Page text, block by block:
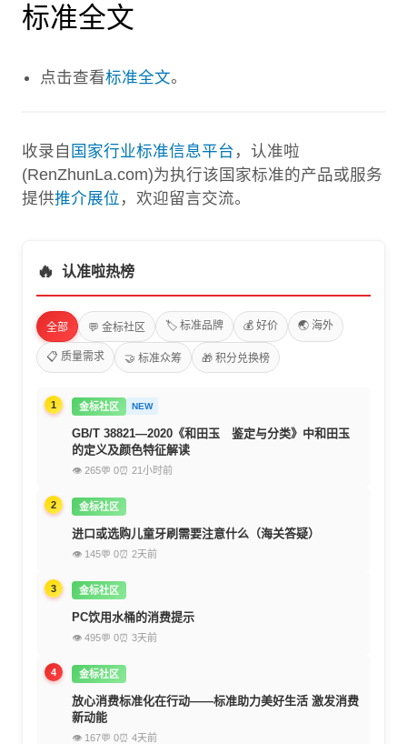
标准全文
点击查看标准全文。
收录自 国家行业标准信息平台 ，认准啦
(RenZhunLa.com)为执行该国家标准的产品或服务
提供推介展位 ，欢迎留言交流。
🔥 认准啦热榜
全部 💬 金标社区 🏷️ 标准品牌 💰 好价 🌏 海外
📋 质量需求 🤝 标准众筹 🎁 积分兑换榜
1 金标社区 NEW
GB/T 38821—2020《和田玉 鉴定与分类》中和田玉
的定义及颜色特征解读
👁 265💬 0⏰ 21小时前
2 金标社区
进口或选购儿童牙刷需要注意什么（海关答疑）
👁 145💬 0⏰ 2天前
3 金标社区
PC饮用水桶的消费提示
👁 495💬 0⏰ 3天前
4 金标社区
放心消费标准化在行动——标准助力美好生活 激发消费
新动能
👁 167💬 0⏰ 4天前